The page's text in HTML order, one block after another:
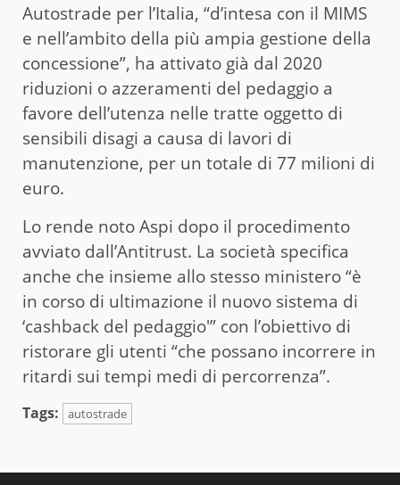
Autostrade per l’Italia, “d’intesa con il MIMS
e nell’ambito della più ampia gestione della
concessione”, ha attivato già dal 2020
riduzioni o azzeramenti del pedaggio a
favore dell’utenza nelle tratte oggetto di
sensibili disagi a causa di lavori di
manutenzione, per un totale di 77 milioni di
euro.
Lo rende noto Aspi dopo il procedimento
avviato dall’Antitrust. La società specifica
anche che insieme allo stesso ministero “è
in corso di ultimazione il nuovo sistema di
‘cashback del pedaggio'” con l’obiettivo di
ristorare gli utenti “che possano incorrere in
ritardi sui tempi medi di percorrenza”.
Tags: autostrade